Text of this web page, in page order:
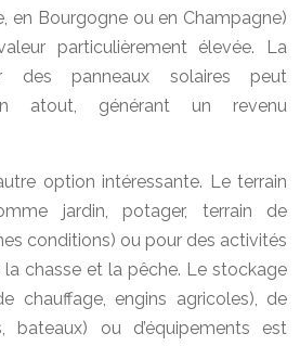
en Bourgogne ou en Champagne)
particulièrement élevée. La
des panneaux solaires peut
atout, générant un revenu
option intéressante. Le terrain
jardin, potager, terrain de
conditions) ou pour des activités
chasse et la pêche. Le stockage
chauffage, engins agricoles), de
bateaux) ou d’équipements est